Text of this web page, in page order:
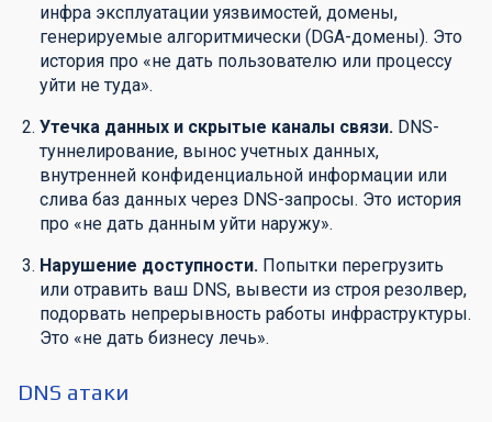
инфра эксплуатации уязвимостей, домены,
генерируемые алгоритмически (DGA-домены). Это
история про «не дать пользователю или процессу
уйти не туда».
Утечка данных и скрытые каналы связи. DNS-
туннелирование, вынос учетных данных,
внутренней конфиденциальной информации или
слива баз данных через DNS-запросы. Это история
про «не дать данным уйти наружу».
Нарушение доступности. Попытки перегрузить
или отравить ваш DNS, вывести из строя резолвер,
подорвать непрерывность работы инфраструктуры.
Это «не дать бизнесу лечь».
DNS атаки